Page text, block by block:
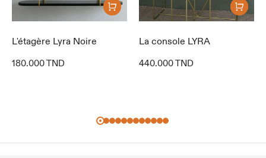
L'étagère Lyra Noire
180.000TND
La console LYRA
440.000TND